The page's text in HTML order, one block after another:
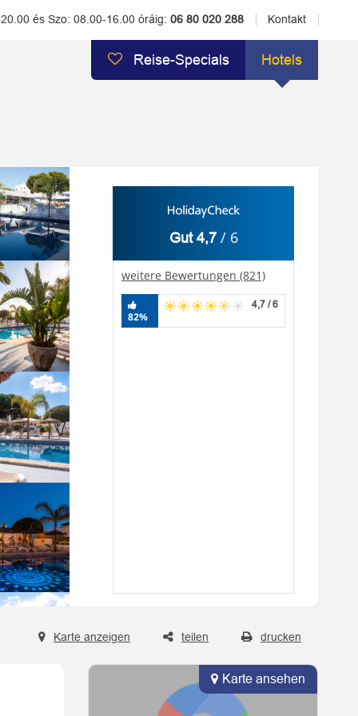
és Szo: 08.00-16.00 óráig: 06 80 020 288 Kontakt
Reise-Specials Hotels
Gut 4,7 / 6
weitere Bewertungen (821)
82%
4,7 / 6
Karte anzeigen teilen drucken
Karte ansehen